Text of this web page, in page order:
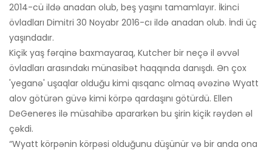
2014-cü ildə anadan olub, beş yaşını tamamlayır. İkinci
övladları Dimitri 30 Noyabr 2016-cı ildə anadan olub. İndi üç
yaşındadır.
Kiçik yaş fərqinə baxmayaraq, Kutcher bir neçə il əvvəl
övladları arasındakı münasibət haqqında danışdı. Ən çox
'yeganə' uşaqlar olduğu kimi qısqanc olmaq əvəzinə Wyatt
alov götürən güvə kimi körpə qardaşını götürdü. Ellen
DeGeneres ilə müsahibə apararkən bu şirin kiçik rəydən əl
çəkdi.
“Wyatt körpənin körpəsi olduğunu düşünür və bir anda ona